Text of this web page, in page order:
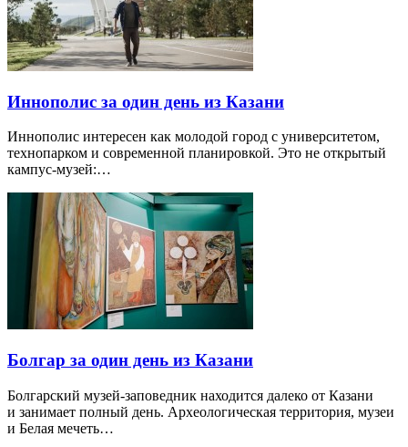
Иннополис за один день из Казани
Иннополис интересен как молодой город с университетом,
технопарком и современной планировкой. Это не открытый
кампус-музей:…
Болгар за один день из Казани
Болгарский музей-заповедник находится далеко от Казани
и занимает полный день. Археологическая территория, музеи
и Белая мечеть…